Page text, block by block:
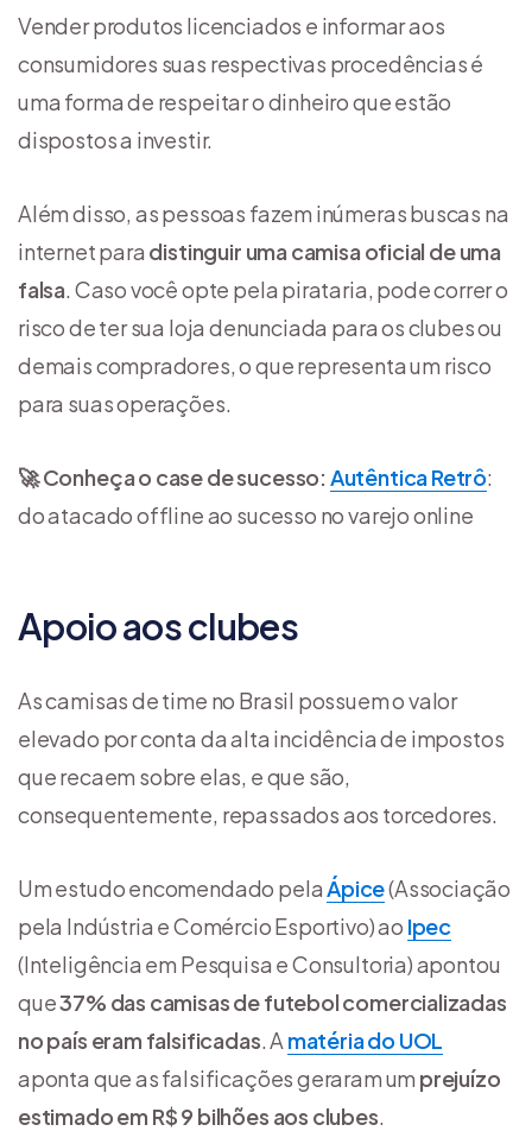
Vender produtos licenciados e informar aos
consumidores suas respectivas procedências é
uma forma de respeitar o dinheiro que estão
dispostos a investir.
Além disso, as pessoas fazem inúmeras buscas na
internet para distinguir uma camisa oficial de uma
falsa. Caso você opte pela pirataria, pode correr o
risco de ter sua loja denunciada para os clubes ou
demais compradores, o que representa um risco
para suas operações.
🚀 Conheça o case de sucesso: Autêntica Retrô:
do atacado offline ao sucesso no varejo online
Apoio aos clubes
As camisas de time no Brasil possuem o valor
elevado por conta da alta incidência de impostos
que recaem sobre elas, e que são,
consequentemente, repassados aos torcedores.
Um estudo encomendado pelaÁpice(Associação
pela Indústria e Comércio Esportivo) ao Ipec
(Inteligência em Pesquisa e Consultoria) apontou
que37% das camisas de futebol comercializadas
no país eram falsificadas. A matéria do UOL
aponta que as falsificações geraram um prejuízo
estimado em R$ 9 bilhões aos clubes.